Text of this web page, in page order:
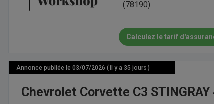
(78190)
Calculez le tarif
Annonce publiée le 03/07/2026 ( il y a 35 jours )
Chevrolet Corvette C3 STINGRAY